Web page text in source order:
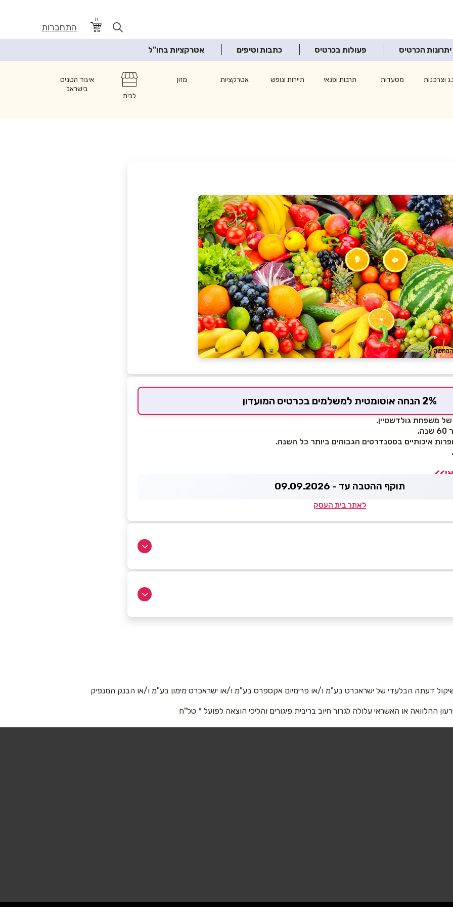
0
התחברות
יתרונות הכרטיס פעולות בכרטיס כתבות וטיפים אטרקציות בחו"ל
וצרכנות מסעדות תרבות ופנאי תיירות ונופש אטרקציות
מזון
לבית
איגוד הטניס
בישראל
2% הנחה אוטומטית למשלמים בכרטיס המועדון
משפחת גולדשטיין.
איכותיים בסטנדרטים הגבוהים ביותר כל השנה.
תוקף ההטבה עד - 09.09.2026
לאתר בית העסק
אימייל
דעתה הבלעדי של ישראכרט בע"מ ו/או פרימיום אקספרס בע"מ ו/או ישראכרט מימון בע"מ ו/או הבנק המנפיק
ההלוואה או האשראי עלולה לגרור חיוב בריבית פיגורים והליכי הוצאה לפועל * טל"ח